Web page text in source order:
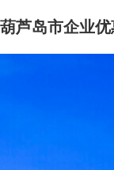
葫芦岛市企业